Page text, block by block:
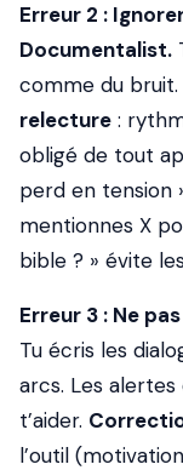
Erreur 2 :
Documentalist.
comme du bruit.
relecture :
obligé de tout
perd en tension
mentionnes X
bible ? » évite
Erreur 3 : Ne
Tu écris les
arcs. Les
t’aider.
l’outil